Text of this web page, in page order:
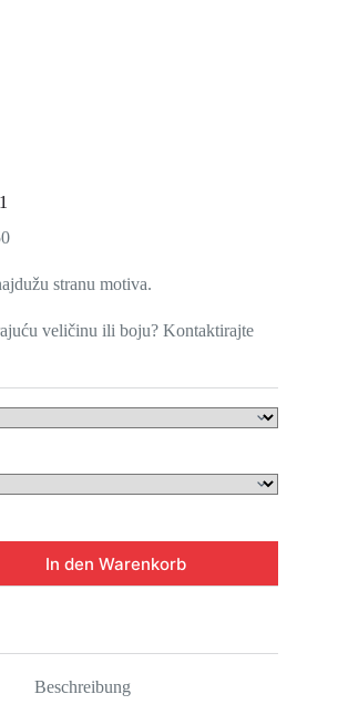
Preisspanne:
bis
CHF 15.50
stranu motiva.
veličinu ili boju? Kontaktirajte
In den Warenkorb
Beschreibung